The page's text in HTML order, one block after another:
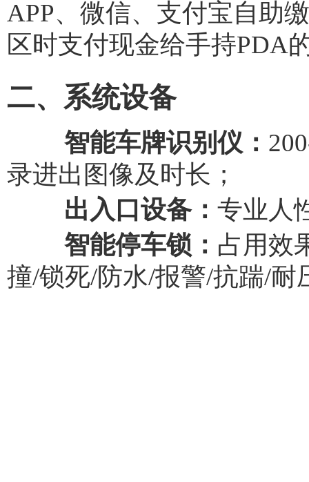
APP、微信、支付宝自助
区时支付现金给手持PDA
二、系统设备
智能车牌识别仪：
录进出图像及时长；
出入口设备： 专业人
智能停车锁： 占用效
撞/锁死/防水/报警/抗踹/耐